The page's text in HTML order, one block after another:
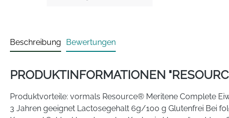
Beschreibung Bewertungen
PRODUKTINFORMATIONEN
Produktvorteile: vormals Resource® Meritene Complete
3 Jahren geeignet Lactosegehalt 6g/100 g Glutenfrei Bei